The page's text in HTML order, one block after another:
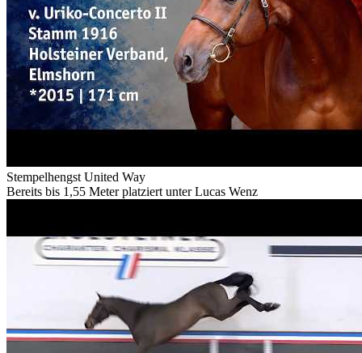
Stempelhengst United Way
Bereits bis 1,55 Meter platziert unter Lucas Wenz